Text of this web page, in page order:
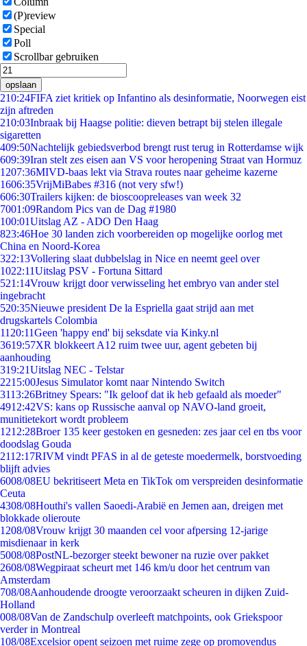
(P)review
Special
Poll
Scrollbar gebruiken
opslaan
210:24FIFA ziet kritiek op Infantino als desinformatie, Noorwegen eist
zijn aftreden
210:03Inbraak bij Haagse politie: dieven betrapt bij stelen illegale
sigaretten
409:50Nachtelijk gebiedsverbod brengt rust terug in Rotterdamse wijk
609:39Iran stelt zes eisen aan VS voor heropening Straat van Hormuz
1207:36MIVD-baas lekt via Strava routes naar geheime kazerne
1606:35VrijMiBabes #316 (not very sfw!)
606:30Trailers kijken: de bioscoopreleases van week 32
7001:09Random Pics van de Dag #1980
100:01Uitslag AZ - ADO Den Haag
823:46Hoe 30 landen zich voorbereiden op mogelijke oorlog met
China en Noord-Korea
322:13Vollering slaat dubbelslag in Nice en neemt geel over
1022:11Uitslag PSV - Fortuna Sittard
521:14Vrouw krijgt door verwisseling het embryo van ander stel
ingebracht
520:35Nieuwe president De la Espriella gaat strijd aan met
drugskartels Colombia
11 20:11Geen 'happy end' bij seksdate via Kinky.nl
3619:57XR blokkeert A12 ruim twee uur, agent gebeten bij
aanhouding
319:21Uitslag NEC - Telstar
2215:00Jesus Simulator komt naar Nintendo Switch
3113:26Britney Spears: "Ik geloof dat ik heb gefaald als moeder"
4912:42VS: kans op Russische aanval op NAVO-land groeit,
munitietekort wordt probleem
1212:28Broer 135 keer gestoken en gesneden: zes jaar cel en tbs voor
doodslag Gouda
2112:17RIVM vindt PFAS in al de geteste moedermelk, borstvoeding
blijft advies
6008/08EU bekritiseert Meta en TikTok om verspreiden desinformatie
Ceuta
4308/08Houthi's vallen Saoedi-Arabië en Jemen aan, dreigen met
blokkade olieroute
1208/08Vrouw krijgt 30 maanden cel voor afpersing 12-jarige
misdienaar in kerk
5008/08PostNL-bezorger steekt bewoner na ruzie over pakket
2608/08Wegpiraat scheurt met 146 km/u door het centrum van
Amsterdam
708/08Aanhoudende droogte veroorzaakt scheuren in dijken Zuid-
Holland
008/08Van de Zandschulp overleeft matchpoints, ook Griekspoor
verder in Montreal
108/08Excelsior opent seizoen met ruime zege op promovendus